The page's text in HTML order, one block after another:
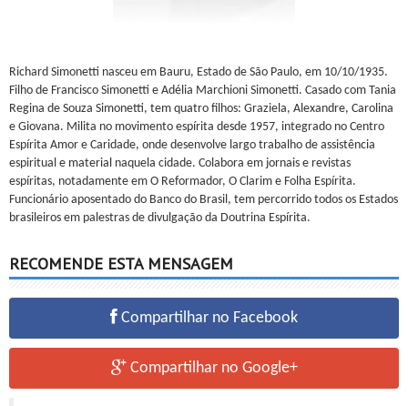
Richard Simonetti nasceu em Bauru, Estado de São Paulo, em 10/10/1935.
Filho de Francisco Simonetti e Adélia Marchioni Simonetti. Casado com Tania
Regina de Souza Simonetti, tem quatro filhos: Graziela, Alexandre, Carolina
e Giovana. Milita no movimento espírita desde 1957, integrado no Centro
Espírita Amor e Caridade, onde desenvolve largo trabalho de assistência
espiritual e material naquela cidade. Colabora em jornais e revistas
espíritas, notadamente em O Reformador, O Clarim e Folha Espírita.
Funcionário aposentado do Banco do Brasil, tem percorrido todos os Estados
brasileiros em palestras de divulgação da Doutrina Espírita.
RECOMENDE ESTA MENSAGEM
Compartilhar no Facebook
Compartilhar no Google+